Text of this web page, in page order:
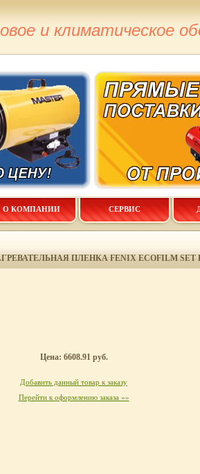
и климатическое
О КОМПАНИИ СЕРВИС
ПЛЕНКА FENIX ECOFILM SET
Цена: 6608.91 руб.
Добавить данный товар к заказу
Перейти к оформлению заказа »»